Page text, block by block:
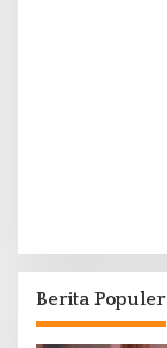
Berita Populer